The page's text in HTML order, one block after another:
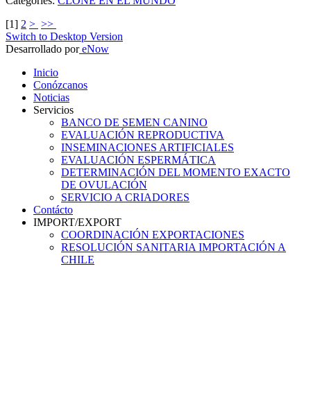
[1] 2 > >>
Switch to Desktop Version
Desarrollado poreNow
Inicio
Conózcanos
Noticias
Servicios
BANCO DE SEMEN CANINO
EVALUACIÓN REPRODUCTIVA
INSEMINACIONES ARTIFICIALES
EVALUACIÓN ESPERMÁTICA
DETERMINACIÓN DEL MOMENTO EXACTO
DE OVULACIÓN
SERVICIO A CRIADORES
Contácto
IMPORT/EXPORT
COORDINACIÓN EXPORTACIONES
RESOLUCIÓN SANITARIA IMPORTACIÓN A
CHILE